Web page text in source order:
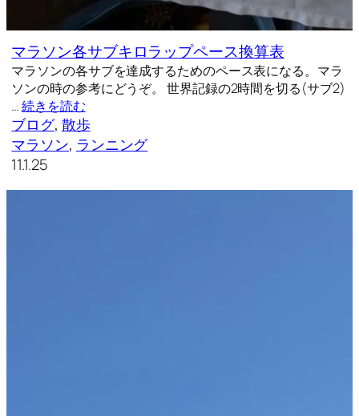
マラソン各サブキロラップペース換算表
マラソンの各サブを達成するためのペース表になる。マラ
ソンの時の参考にどうぞ。 世界記録の2時間を切る(サブ2)
…続きを読む
ブログ, 散歩
マラソン, ランニング
11.1.25